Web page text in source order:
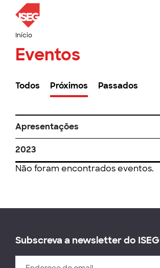
Início
Eventos
Todos Próximos Passados
Apresentações
2023
Não foram encontrados eventos.
Subscreva a newsletter do ISEG